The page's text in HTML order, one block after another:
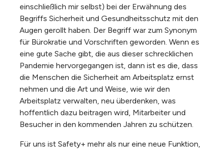
einschließlich mir selbst) bei der Erwähnung des
Begriffs Sicherheit und Gesundheitsschutz mit den
Augen gerollt haben. Der Begriff war zum Synonym
für Bürokratie und Vorschriften geworden. Wenn es
eine gute Sache gibt, die aus dieser schrecklichen
Pandemie hervorgegangen ist, dann ist es die, dass
die Menschen die Sicherheit am Arbeitsplatz ernst
nehmen und die Art und Weise, wie wir den
Arbeitsplatz verwalten, neu überdenken, was
hoffentlich dazu beitragen wird, Mitarbeiter und
Besucher in den kommenden Jahren zu schützen.
Für uns ist Safety+ mehr als nur eine neue Funktion,